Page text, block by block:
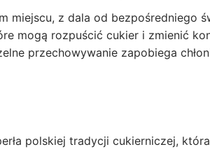
miejscu, z dala od bezpośredniego
mogą rozpuścić cukier i zmienić
przechowywanie zapobiega
polskiej tradycji cukierniczej,